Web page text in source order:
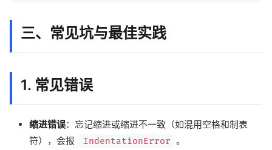
三、常见坑与最佳实践
1. 常见错误
缩进错误：忘记缩进或缩进不一致（如混用空格和制表
符），会报
IndentationError 。